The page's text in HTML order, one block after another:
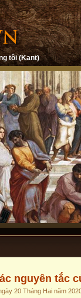
tôi (Kant)
nguyên tắc
20 Tháng Hai năm